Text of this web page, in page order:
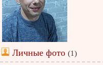
Личные фото (1)